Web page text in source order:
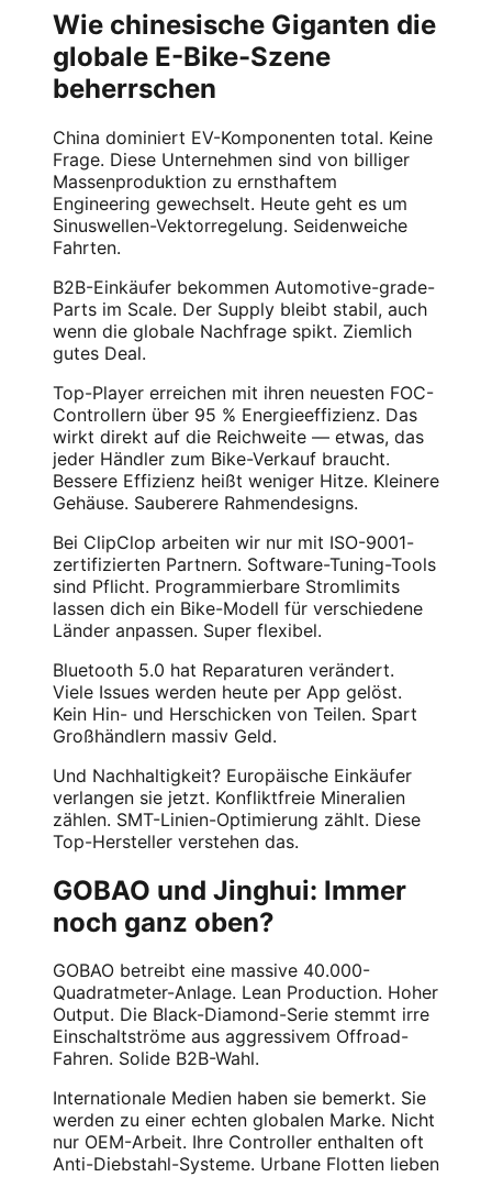
Wie chinesische Giganten die
globale E-Bike-Szene
beherrschen
China dominiert EV-Komponenten total. Keine
Frage. Diese Unternehmen sind von billiger
Massenproduktion zu ernsthaftem
Engineering gewechselt. Heute geht es um
Sinuswellen-Vektorregelung. Seidenweiche
Fahrten.
B2B-Einkäufer bekommen Automotive-grade-
Parts im Scale. Der Supply bleibt stabil, auch
wenn die globale Nachfrage spikt. Ziemlich
gutes Deal.
Top-Player erreichen mit ihren neuesten FOC-
Controllern über 95 % Energieeffizienz. Das
wirkt direkt auf die Reichweite — etwas, das
jeder Händler zum Bike-Verkauf braucht.
Bessere Effizienz heißt weniger Hitze. Kleinere
Gehäuse. Sauberere Rahmendesigns.
Bei ClipClop arbeiten wir nur mit ISO-9001-
zertifizierten Partnern. Software-Tuning-Tools
sind Pflicht. Programmierbare Stromlimits
lassen dich ein Bike-Modell für verschiedene
Länder anpassen. Super flexibel.
Bluetooth 5.0 hat Reparaturen verändert.
Viele Issues werden heute per App gelöst.
Kein Hin- und Herschicken von Teilen. Spart
Großhändlern massiv Geld.
Und Nachhaltigkeit? Europäische Einkäufer
verlangen sie jetzt. Konfliktfreie Mineralien
zählen. SMT-Linien-Optimierung zählt. Diese
Top-Hersteller verstehen das.
GOBAO und Jinghui: Immer
noch ganz oben?
GOBAO betreibt eine massive 40.000-
Quadratmeter-Anlage. Lean Production. Hoher
Output. Die Black-Diamond-Serie stemmt irre
Einschaltströme aus aggressivem Offroad-
Fahren. Solide B2B-Wahl.
Internationale Medien haben sie bemerkt. Sie
werden zu einer echten globalen Marke. Nicht
nur OEM-Arbeit. Ihre Controller enthalten oft
Anti-Diebstahl-Systeme. Urbane Flotten lieben